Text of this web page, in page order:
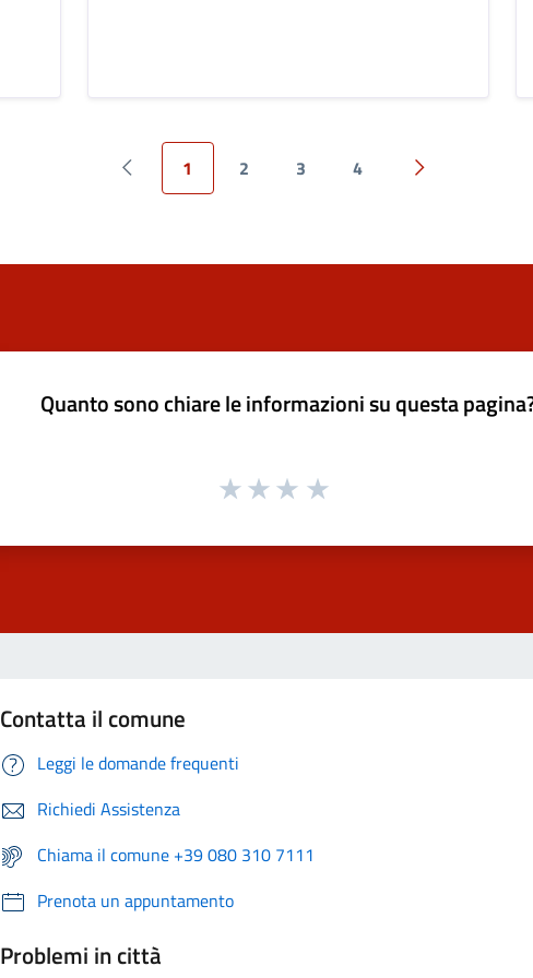
Pagina precedente
1 2 3 4
Pagina
Quanto sono chiare le informazioni su questa
Contatta il comune
Leggi le domande frequenti
Richiedi Assistenza
Chiama il comune +39 080 310 7111
Prenota un appuntamento
Problemi in città